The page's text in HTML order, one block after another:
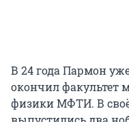
В 24 года Пармон
окончил факультет
физики МФТИ. В